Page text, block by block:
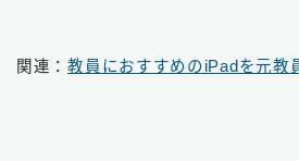
関連：教員におすすめのiPadを元教